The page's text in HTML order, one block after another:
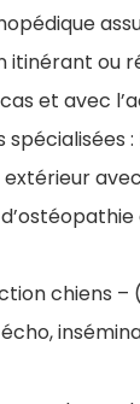
itinérant ou
et avec
spécialisées
chiens –